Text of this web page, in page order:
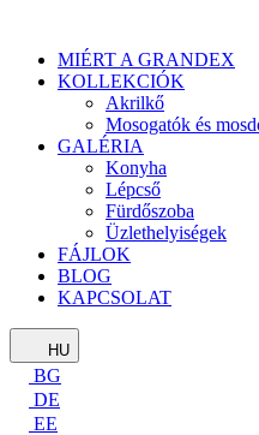
MIÉRT A GRANDEX
KOLLEKCIÓK
Akrilkő
Mosogatók és
GALÉRIA
Konyha
Lépcső
Fürdőszoba
Üzlethelyiségek
FÁJLOK
BLOG
KAPCSOLAT
HU
BG
DE
EE